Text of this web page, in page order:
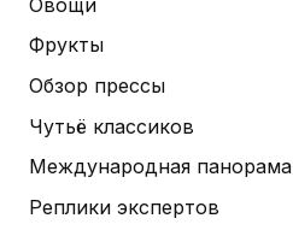
Фрукты
Обзор прессы
Чутьё классиков
Международная панорама
Реплики экспертов